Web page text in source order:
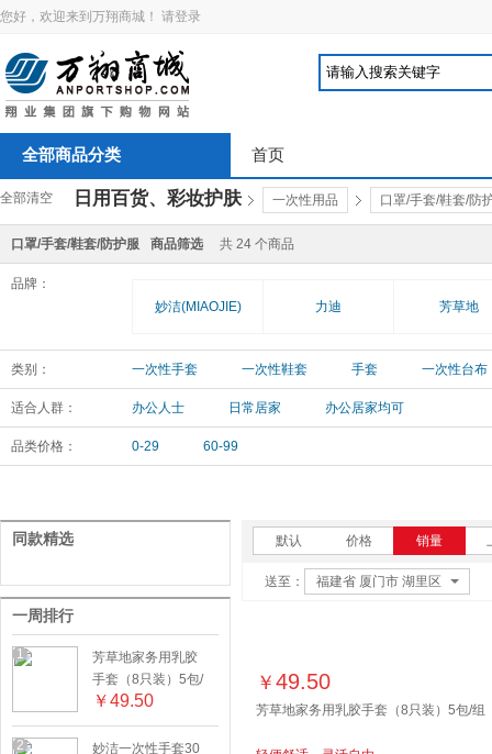
您好，欢迎来到万翔商城！ 请登录
全部商品分类 首页
全部清空 日用百货、彩妆护肤 一次性用品 口罩/手套/鞋套/防
口罩/手套/鞋套/防护服 商品筛选 共 24 个商品
品牌：
妙洁(MIAOJIE)
力迪 芳草地
类别： 一次性手套 一次性鞋套 手套 一次性台布
适合人群： 办公人士 日常居家 办公居家均可
品类价格： 0-29 60-99
同款精选
一周排行
1
芳草地家务用乳胶
手套（8只装）5包/
组
￥49.50
2
妙洁一次性手套30
默认 价格 销量
送至： 福建省 厦门市 湖里区
￥ 49.50
芳草地家务用乳胶手套（8只装）5包/组